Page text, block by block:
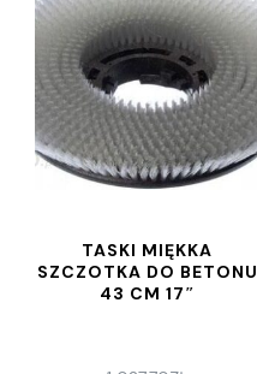
TASKI MIĘKKA
SZCZOTKA DO BETONU
43 CM 17″